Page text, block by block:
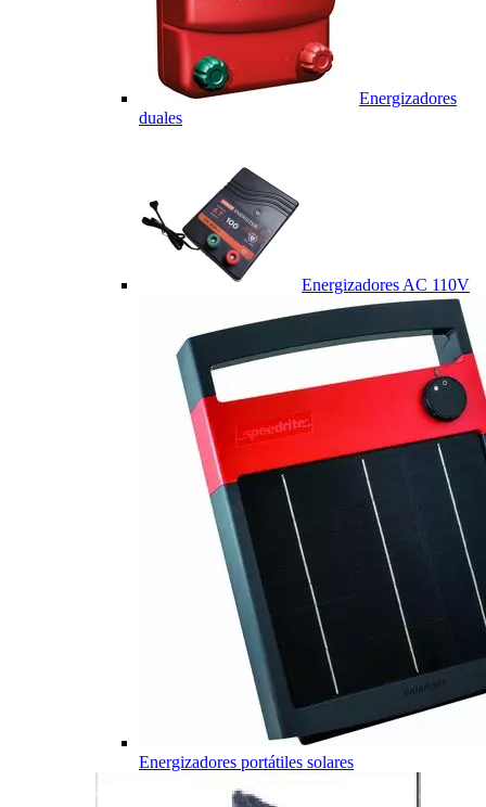
Energizadores
duales
Energizadores AC 110V
Energizadores portátiles solares